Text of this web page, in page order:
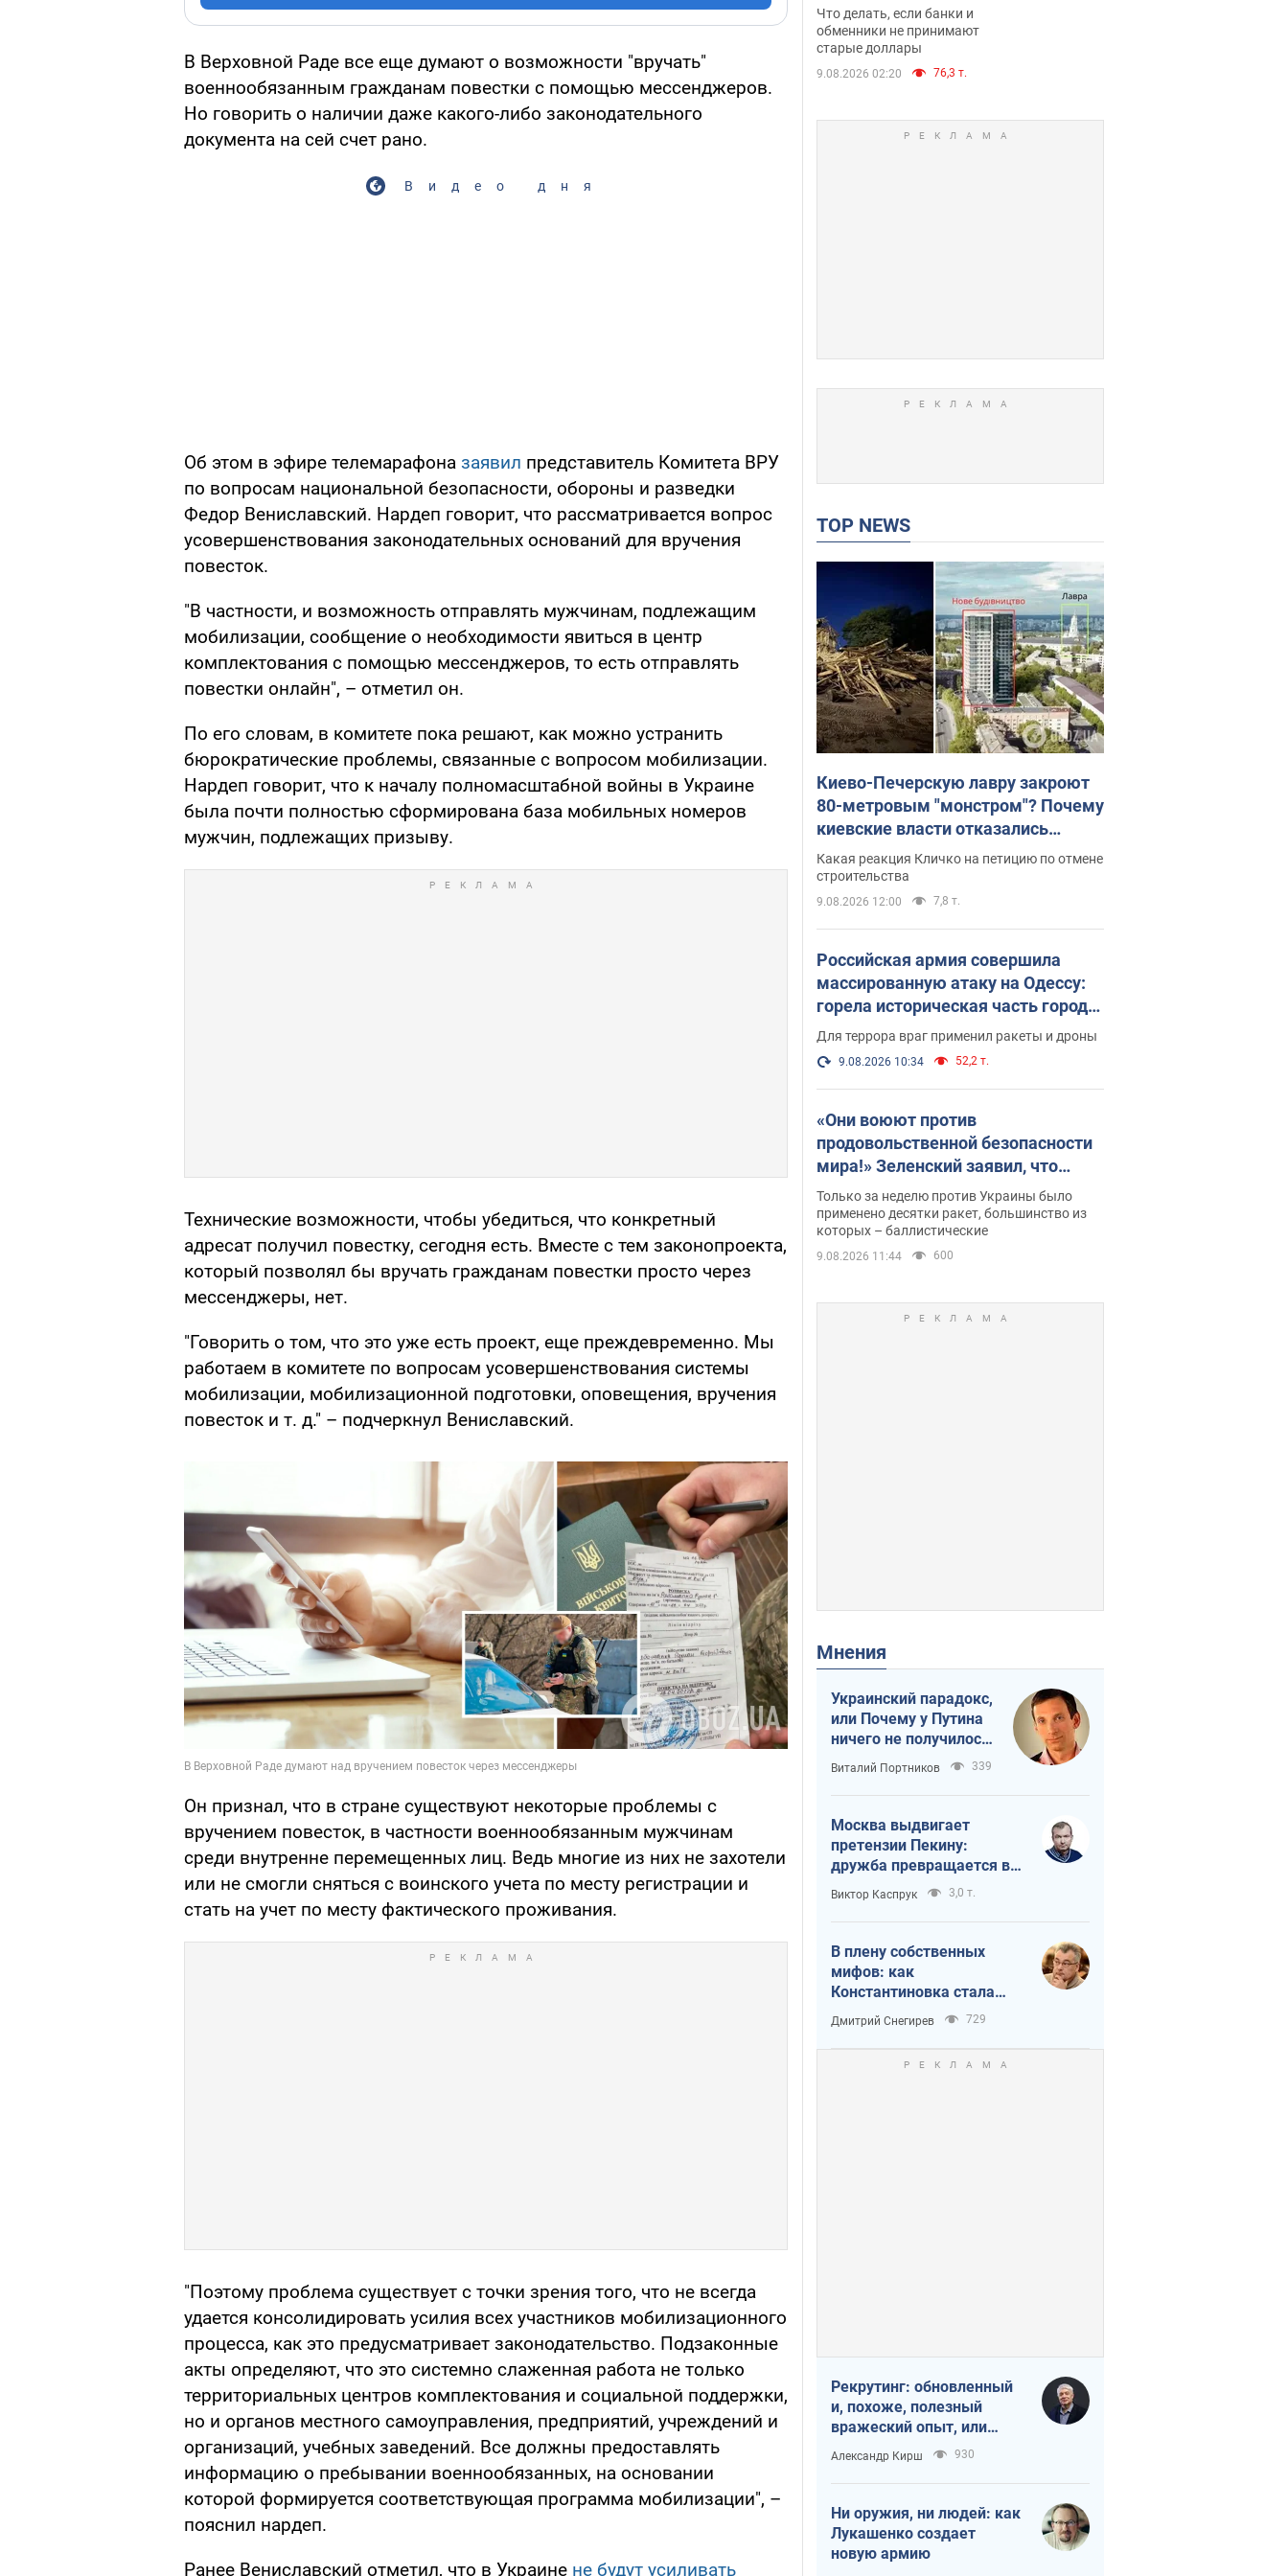
В Верховной Раде все еще думают о возможности "вручать"
военнообязанным гражданам повестки с помощью мессенджеров.
Но говорить о наличии даже какого-либо законодательного
документа на сей счет рано.
Видео дня
Об этом в эфире телемарафона заявил представитель Комитета ВРУ
по вопросам национальной безопасности, обороны и разведки
Федор Вениславский. Нардеп говорит, что рассматривается вопрос
усовершенствования законодательных оснований для вручения
повесток.
"В частности, и возможность отправлять мужчинам, подлежащим
мобилизации, сообщение о необходимости явиться в центр
комплектования с помощью мессенджеров, то есть отправлять
повестки онлайн", – отметил он.
По его словам, в комитете пока решают, как можно устранить
бюрократические проблемы, связанные с вопросом мобилизации.
Нардеп говорит, что к началу полномасштабной войны в Украине
была почти полностью сформирована база мобильных номеров
мужчин, подлежащих призыву.
Технические возможности, чтобы убедиться, что конкретный
адресат получил повестку, сегодня есть. Вместе с тем законопроекта,
который позволял бы вручать гражданам повестки просто через
мессенджеры, нет.
"Говорить о том, что это уже есть проект, еще преждевременно. Мы
работаем в комитете по вопросам усовершенствования системы
мобилизации, мобилизационной подготовки, оповещения, вручения
повесток и т. д." – подчеркнул Вениславский.
Он признал, что в стране существуют некоторые проблемы с
вручением повесток, в частности военнообязанным мужчинам
среди внутренне перемещенных лиц. Ведь многие из них не захотели
или не смогли сняться с воинского учета по месту регистрации и
стать на учет по месту фактического проживания.
"Поэтому проблема существует с точки зрения того, что не всегда
удается консолидировать усилия всех участников мобилизационного
процесса, как это предусматривает законодательство. Подзаконные
акты определяют, что это системно слаженная работа не только
территориальных центров комплектования и социальной поддержки,
но и органов местного самоуправления, предприятий, учреждений и
организаций, учебных заведений. Все должны предоставлять
информацию о пребывании военнообязанных, на основании
которой формируется соответствующая программа мобилизации", –
пояснил нардеп.
Ранее Вениславский отметил, что в Украине не будут усиливать
принимают ли
обменники и банки
такие купюры
Что делать, если банки и
обменники не принимают
старые доллары
9.08.2026 02:20 76,3 т.
TOP NEWS
Киево-Печерскую лавру закроют
80-метровым "монстром"? Почему
киевские власти отказались
остановить строительство
небоскреба "московского
верующего"
Какая реакция Кличко на петицию по отмене
строительства
9.08.2026 12:00 7,8 т.
Российская армия совершила
массированную атаку на Одессу:
горела историческая часть города,
есть пострадавшие. Фото и видео
Для террора враг применил ракеты и дроны
9.08.2026 10:34 52,2 т.
«Они воюют против
продовольственной безопасности
мира!» Зеленский заявил, что
российская армия вновь
обстреляла порт в Одессе
Только за неделю против Украины было
применено десятки ракет, большинство из
которых – баллистические
9.08.2026 11:44 600
Мнения
Украинский парадокс,
или Почему у Путина
ничего не получилось
с Украиной
Виталий Портников 339
Москва выдвигает
претензии Пекину:
дружба превращается в
зависимость России от
Китая
Виктор Каспрук 3,0 т.
В плену собственных
мифов: как
Константиновка стала
главной идеологической
ловушкой для российских
оккупантов
Дмитрий Снегирев 729
Рекрутинг: обновленный
и, похоже, полезный
вражеский опыт, или
Диалектика
требовательной трусости
Александр Кирш 930
Ни оружия, ни людей: как
Лукашенко создает
новую армию